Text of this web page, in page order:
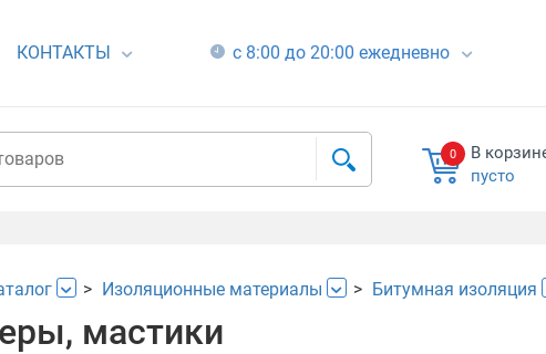
КОНТАКТЫ с 8:00 до 20:00 ежедневно
0
В
пусто
Изоляционные материалы Битумная изоляция
мастики